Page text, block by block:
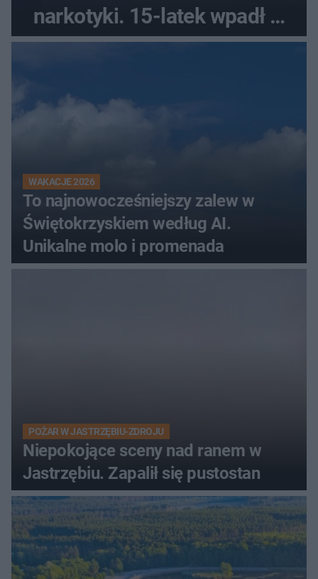
narkotyki. 15-latek wpadł w
ręce policjantów
WAKACJE 2026
To najnowocześniejszy zalew w
Świętokrzyskiem według AI.
Unikalne molo i promenada
POŻAR W JASTRZĘBIU-ZDROJU
Niepokojące sceny nad ranem w
Jastrzębiu. Zapalił się pustostan